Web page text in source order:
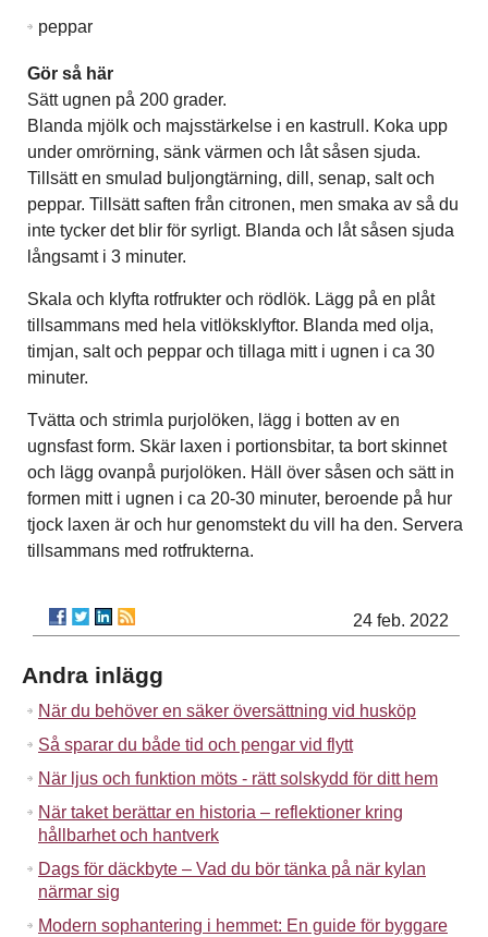
peppar
Gör så här
Sätt ugnen på 200 grader.
Blanda mjölk och majsstärkelse i en kastrull. Koka upp
under omrörning, sänk värmen och låt såsen sjuda.
Tillsätt en smulad buljongtärning, dill, senap, salt och
peppar. Tillsätt saften från citronen, men smaka av så du
inte tycker det blir för syrligt. Blanda och låt såsen sjuda
långsamt i 3 minuter.
Skala och klyfta rotfrukter och rödlök. Lägg på en plåt
tillsammans med hela vitlöksklyftor. Blanda med olja,
timjan, salt och peppar och tillaga mitt i ugnen i ca 30
minuter.
Tvätta och strimla purjolöken, lägg i botten av en
ugnsfast form. Skär laxen i portionsbitar, ta bort skinnet
och lägg ovanpå purjolöken. Häll över såsen och sätt in
formen mitt i ugnen i ca 20-30 minuter, beroende på hur
tjock laxen är och hur genomstekt du vill ha den. Servera
tillsammans med rotfrukterna.
24 feb. 2022
Andra inlägg
När du behöver en säker översättning vid husköp
Så sparar du både tid och pengar vid flytt
När ljus och funktion möts - rätt solskydd för ditt hem
När taket berättar en historia – reflektioner kring
hållbarhet och hantverk
Dags för däckbyte – Vad du bör tänka på när kylan
närmar sig
Modern sophantering i hemmet: En guide för byggare